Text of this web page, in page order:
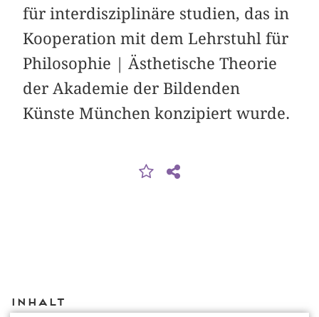
für interdisziplinäre studien, das in
Kooperation mit dem Lehrstuhl für
Philosophie | Ästhetische Theorie
der Akademie der Bildenden
Künste München konzipiert wurde.
Inhalt